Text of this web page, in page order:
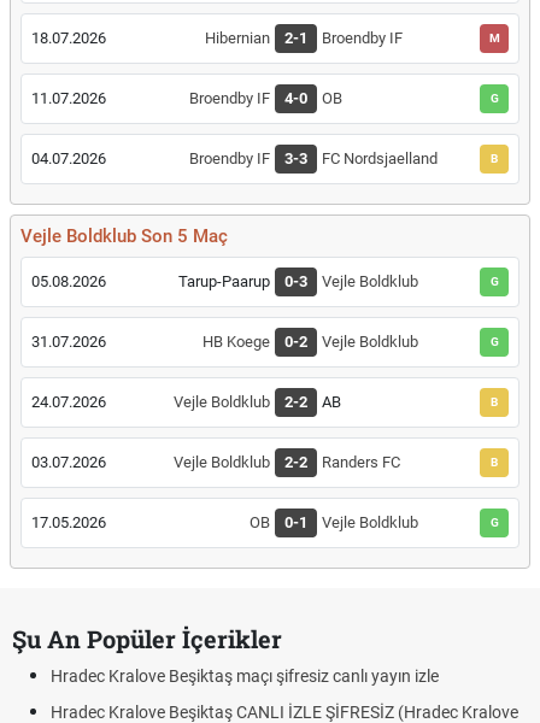
18.07.2026 Hibernian 2-1 Broendby IF M
11.07.2026 Broendby IF 4-0 OB G
04.07.2026 Broendby IF 3-3 FC Nordsjaelland B
Vejle Boldklub Son 5 Maç
05.08.2026 Tarup-Paarup 0-3 Vejle Boldklub G
31.07.2026 HB Koege 0-2 Vejle Boldklub G
24.07.2026 Vejle Boldklub 2-2 AB B
03.07.2026 Vejle Boldklub 2-2 Randers FC B
17.05.2026 OB 0-1 Vejle Boldklub G
Şu An Popüler İçerikler
Hradec Kralove Beşiktaş maçı şifresiz canlı yayın izle
Hradec Kralove Beşiktaş CANLI İZLE ŞİFRESİZ (Hradec Kralove